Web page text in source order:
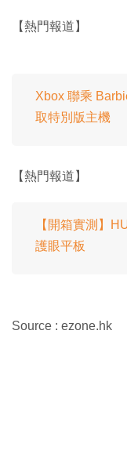
【熱門報道】
Xbox 聯乘
取特別版主機
【熱門報道】
【開箱實測】
護眼平板
Source : ezone.hk